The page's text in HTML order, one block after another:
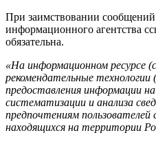
При заимствовании
информационного агентства
обязательна.
«На информационном ресурсе
рекомендательные
предоставления информации на
систематизации и анализа
предпочтениям
находящихся на территории